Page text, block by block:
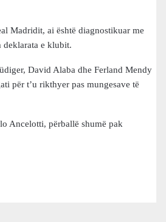
Madridit, ai është diagnostikuar me
deklarata e klubit.
David Alaba dhe Ferland Mendy
për t’u rikthyer pas mungesave të
Ancelotti, përballë shumë pak